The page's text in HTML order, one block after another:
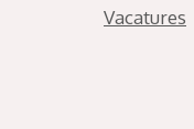
Vacatures